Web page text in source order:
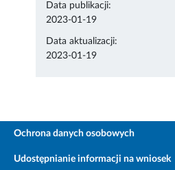
Data publikacji:
2023-01-19
Data aktualizacji:
2023-01-19
Ochrona danych osobowych
Udostępnianie informacji na wniosek